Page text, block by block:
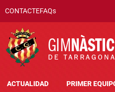
CONTACTEFAQs
ACTUALIDAD PRIMER